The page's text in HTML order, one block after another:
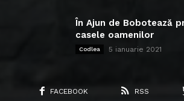
În Ajun de Bobotează
casele oamenilor
Codlea 5 ianuarie 2021
FACEBOOK RSS